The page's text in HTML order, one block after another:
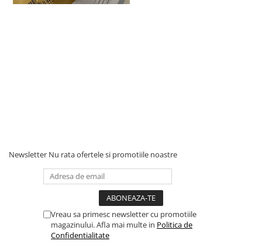
Newsletter Nu rata ofertele si promotiile noastre
Vreau sa primesc newsletter cu promotiile
magazinului. Afla mai multe in Politica de
Confidentialitate